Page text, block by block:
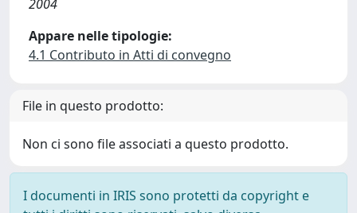
2004
Appare nelle tipologie:
4.1 Contributo in Atti di convegno
File in questo prodotto:
Non ci sono file associati a questo prodotto.
I documenti in IRIS sono protetti da copyright e